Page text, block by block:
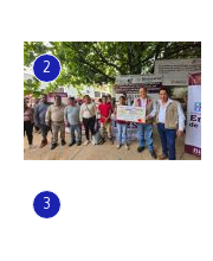
2
3